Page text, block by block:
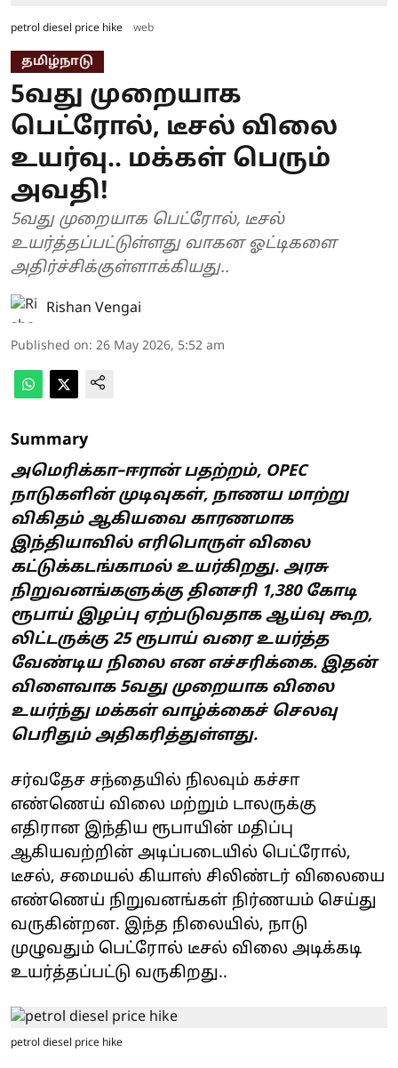
petrol diesel price hike web
தமிழ்நாடு
5வது முறையாக
பெட்ரோல், டீசல் விலை
உயர்வு.. மக்கள் பெரும்
அவதி!
5வது முறையாக பெட்ரோல், டீசல்
உயர்த்தப்பட்டுள்ளது வாகன ஓட்டிகளை
அதிர்ச்சிக்குள்ளாக்கியது..
Rishan Vengai
Published on: 26 May 2026, 5:52 am
Summary
அமெரிக்கா–ஈரான் பதற்றம், OPEC
நாடுகளின் முடிவுகள், நாணய மாற்று
விகிதம் ஆகியவை காரணமாக
இந்தியாவில் எரிபொருள் விலை
கட்டுக்கடங்காமல் உயர்கிறது. அரசு
நிறுவனங்களுக்கு தினசரி 1,380 கோடி
ரூபாய் இழப்பு ஏற்படுவதாக ஆய்வு கூற,
லிட்டருக்கு 25 ரூபாய் வரை உயர்த்த
வேண்டிய நிலை என எச்சரிக்கை. இதன்
விளைவாக 5வது முறையாக விலை
உயர்ந்து மக்கள் வாழ்க்கைச் செலவு
பெரிதும் அதிகரித்துள்ளது.
சர்வதேச சந்தையில் நிலவும் கச்சா
எண்ணெய் விலை மற்றும் டாலருக்கு
எதிரான இந்திய ரூபாயின் மதிப்பு
ஆகியவற்றின் அடிப்படையில் பெட்ரோல்,
டீசல், சமையல் கியாஸ் சிலிண்டர் விலையை
எண்ணெய் நிறுவனங்கள் நிர்ணயம் செய்து
வருகின்றன. இந்த நிலையில், நாடு
முழுவதும் பெட்ரோல் டீசல் விலை அடிக்கடி
உயர்த்தப்பட்டு வருகிறது..
petrol diesel price hike